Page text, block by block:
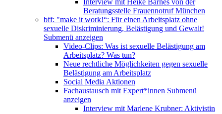
Interview mit Heike Barnes von der
Beratungsstelle Frauennotruf München
bff: "make it work!“: Für einen Arbeitsplatz ohne
sexuelle Diskriminierung, Belästigung und Gewalt!
Submenü anzeigen
Video-Clips: Was ist sexuelle Belästigung am
Arbeitsplatz? Was tun?
Neue rechtliche Möglichkeiten gegen sexuelle
Belästigung am Arbeitsplatz
Social Media Aktionen
Fachaustausch mit Expert*innen Submenü
anzeigen
Interview mit Marlene Krubner: Aktivistin